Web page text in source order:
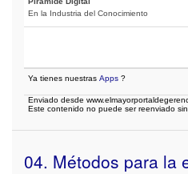
En la Industria del Conocimiento
Ya tienes nuestras Apps ?
Enviado desde
Este contenido no puede ser reenviado
04. Métodos para la